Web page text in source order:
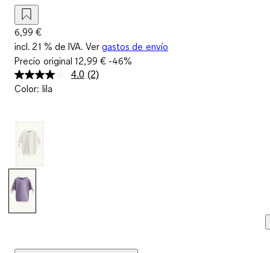
6,99 €
incl. 21 % de IVA. Ver gastos de envío
Precio original12,99 €-46%
4.0 Lea
(2)
Color: lila